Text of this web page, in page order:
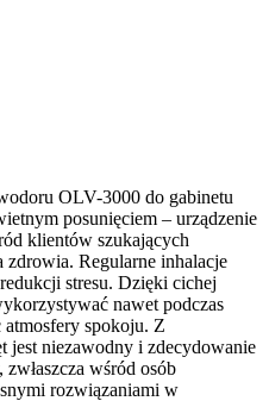
OLV-3000 do gabinetu
posunięciem – urządzenie
klientów szukających
zdrowia. Regularne inhalacje
stresu. Dzięki cichej
nawet podczas
atmosfery spokoju. Z
jest niezawodny i zdecydowanie
wśród osób
rozwiązaniami w